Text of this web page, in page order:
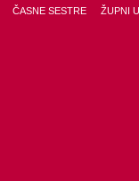
ČASNE SESTRE ŽUPNI